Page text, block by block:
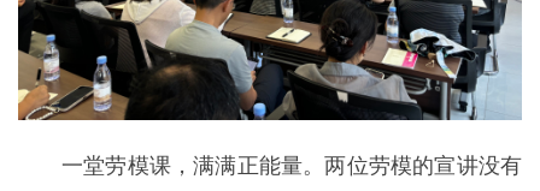
一堂劳模课，满满正能量。两位劳模的宣讲没有